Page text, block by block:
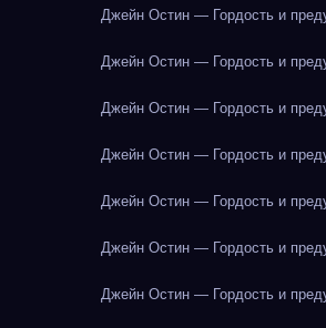
Джейн Остин — Гордость и
Джейн Остин — Гордость и
Джейн Остин — Гордость и
Джейн Остин — Гордость и
Джейн Остин — Гордость и
Джейн Остин — Гордость и
Джейн Остин — Гордость и